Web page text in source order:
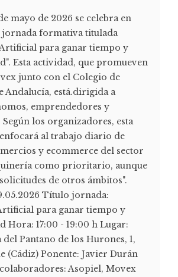
mayo de 2026 se celebra en
formativa titulada
para ganar tiempo y
Esta actividad, que promueven
junto con el Colegio de
Andalucía, está.dirigida a
emprendedores y
los organizadores, esta
al trabajo diario de
y ecommerce del sector
como prioritario, aunque
de otros ámbitos".
Título jornada:
para ganar tiempo y
Hora: 17:00 - 19:00 h Lugar:
del Pantano de los Hurones, 1,
(Cádiz) Ponente: Javier Durán
Asopiel, Movex